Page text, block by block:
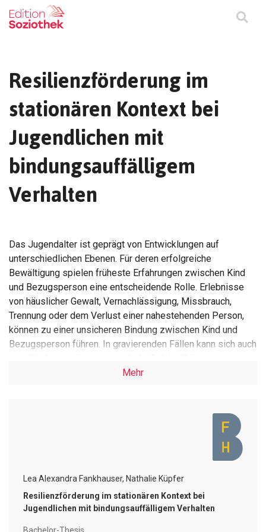
Resilienzförderung im
stationären Kontext bei
Jugendlichen mit
bindungsauffälligem
Verhalten
Das Jugendalter ist geprägt von Entwicklungen auf
unterschiedlichen Ebenen. Für deren erfolgreiche
Bewältigung spielen früheste Erfahrungen zwischen Kind
und Bezugsperson eine entscheidende Rolle. Erlebnisse
von häuslicher Gewalt, Vernachlässigung, Missbrauch,
Trennung oder dem Verlust einer nahestehenden Person,
können zu einer unsicheren Bindung zwischen Kind und
Bezugsperson führen. In gravierenden Fällen kann sich auch
äussern sich im weiteren Lebensverlauf in
Stresskompetenz oder auffallendem Sozialverhalten
Jugendliche fremdplatziertwerden müssen und ausserhalb
ihrer Herkunftsfamilie in einer stationären Einrichtung leben.
Trotz erschwerten Bedingungen gelingt es immer wieder,
dass betroffene Jugendliche sich zu selbständigen und
verantwortungsvollen Erwachsenen entwickeln. Das
Konzept der Resilienz, also der Widerstandsfähigkeit ist
eine Erklärung hierfür. Die vorliegende Arbeit geht folgender
Mehr
Lea Alexandra Fankhauser, Nathalie Küpfer
Resilienzförderung im stationären Kontext bei
Jugendlichen mit bindungsauffälligem Verhalten